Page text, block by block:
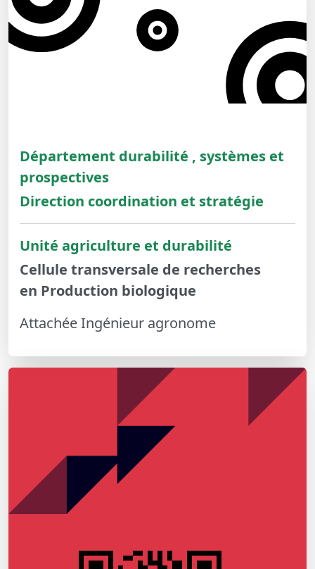
Département durabilité , systèmes et
prospectives
Direction coordination et stratégie
Unité agriculture et durabilité
Cellule transversale de recherches
en Production biologique
Attachée Ingénieur agronome